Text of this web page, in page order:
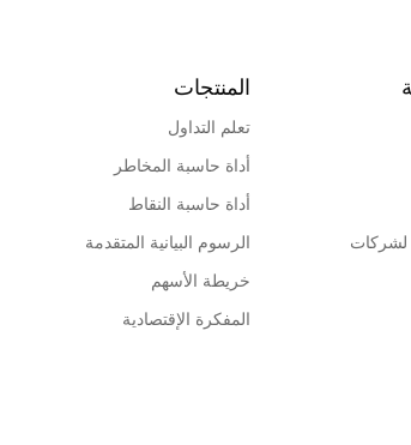
لشركات
المنتجات
تعلم التداول
أداة حاسبة المخاطر
أداة حاسبة النقاط
الرسوم البيانية المتقدمة
خريطة الأسهم
المفكرة الإقتصادية